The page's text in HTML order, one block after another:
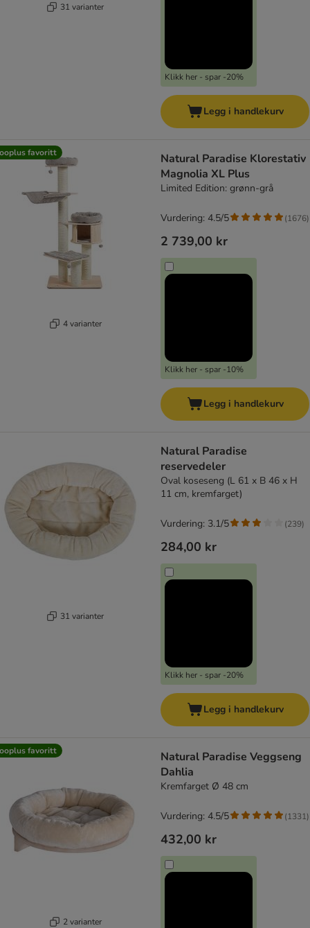
31 varianter
Klikk her - spar -20%
Legg i handlekurv
favoritt
4 varianter
Natural Paradise Klorestativ
Magnolia XL Plus
Limited Edition: grønn-grå
2 739,00 kr
Klikk her - spar -10%
Vurdering: 4.5/5 (1676)
Legg i handlekurv
31 varianter
Natural Paradise
reservedeler
Oval koseseng (L 61 x B 46 x H
11 cm, kremfarget)
284,00 kr
Klikk her - spar -20%
Vurdering: 3.1/5 (239)
Legg i handlekurv
favoritt
2 varianter
Natural Paradise Veggseng
Dahlia
Kremfarget Ø 48 cm
432,00 kr
Vurdering: 4.5/5 (1331)